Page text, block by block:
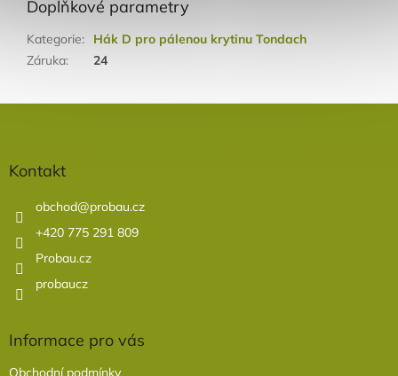
Doplňkové parametry
Kategorie:
Hák D pro pálenou krytinu Tondach
Záruka: 24
Kontakt
obchod@probau.cz
+420 775 291 809
Probau.cz
probaucz
Informace pro vás
Obchodní podmínky